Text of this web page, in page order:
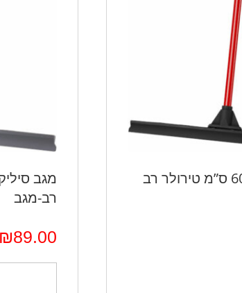
מגב גומי ענק 60 ס”מ טירולר רב
רב-מגב
89.00